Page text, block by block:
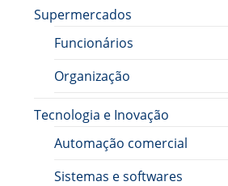
Supermercados
Funcionários
Organização
Tecnologia e Inovação
Automação comercial
Sistemas e softwares